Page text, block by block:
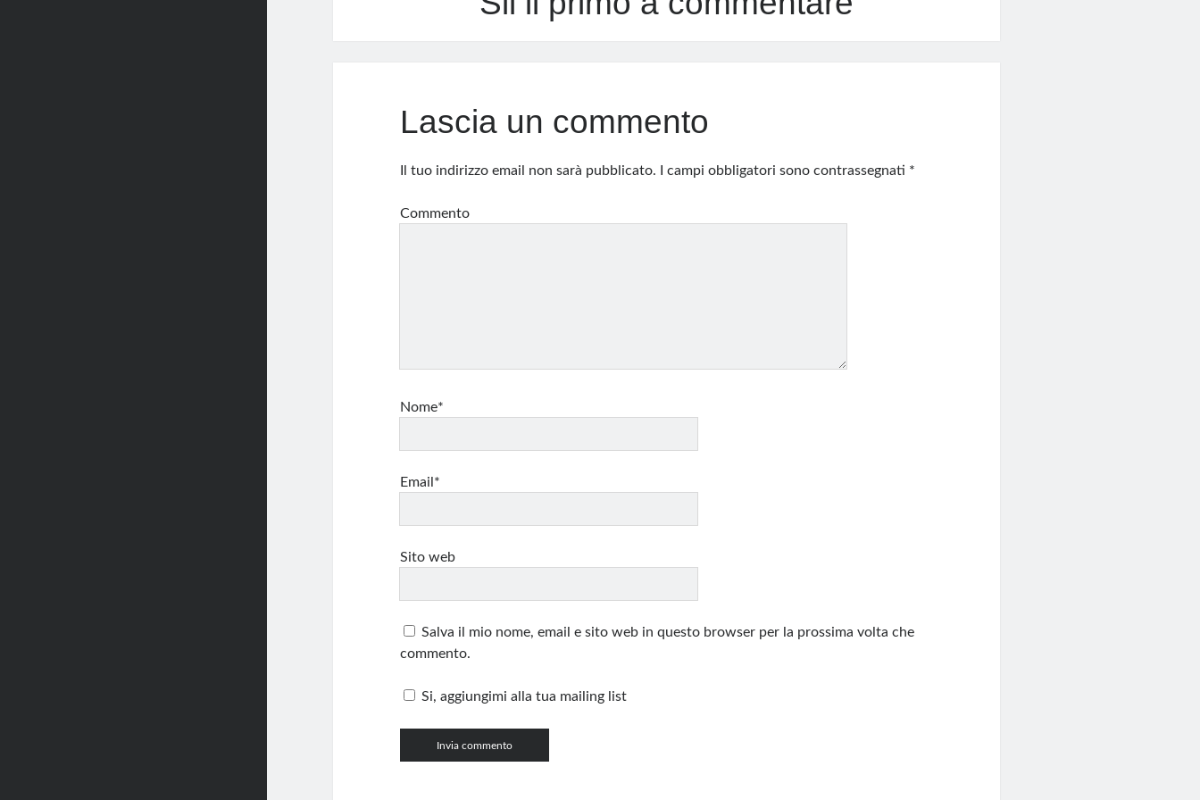
Lascia un commento
Il tuo indirizzo email non sarà pubblicato. I campi obbligatori sono contrassegnati *
Commento
Nome*
Email*
Sito web
Salva il mio nome, email e sito web in questo browser per la prossima volta che
commento.
Si, aggiungimi alla tua mailing list